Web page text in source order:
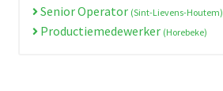
Senior Operator (Sint-Lievens-Houtem)
Productiemedewerker (Horebeke)